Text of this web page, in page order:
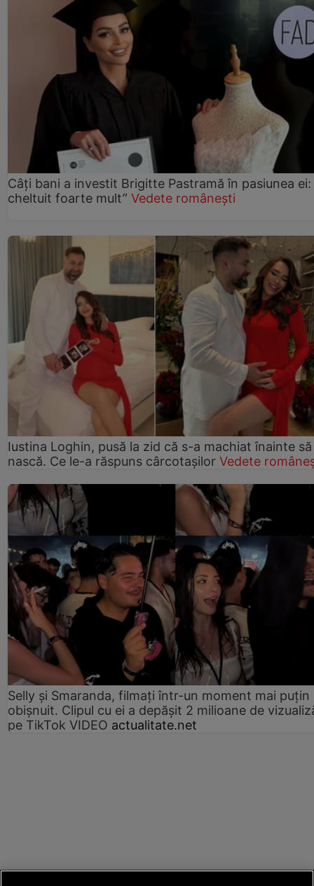
Câți bani a investit Brigitte Pastramă în pasiunea ei:
cheltuit foarte mult” Vedete românești
Iustina Loghin, pusă la zid că s-a machiat înainte să
nască. Ce le-a răspuns cârcotașilor Vedete
Selly și Smaranda, filmați într-un moment mai puțin
obișnuit. Clipul cu ei a depășit 2 milioane de
pe TikTok VIDEO actualitate.net